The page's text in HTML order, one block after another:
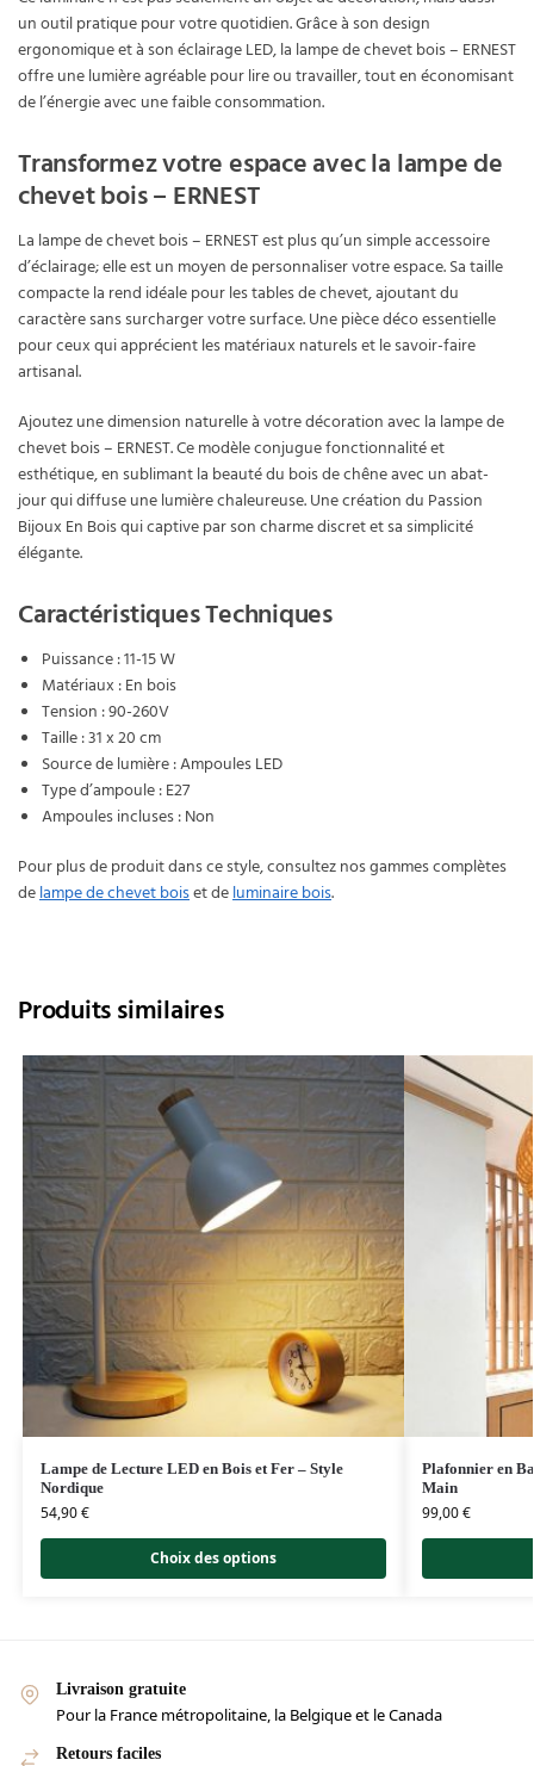
un outil pratique pour votre quotidien. Grâce à son design
ergonomique et à son éclairage LED, la lampe de chevet bois – ERNEST
offre une lumière agréable pour lire ou travailler, tout en économisant
de l’énergie avec une faible consommation.
Transformez votre espace avec la lampe de
chevet bois – ERNEST
La lampe de chevet bois – ERNEST est plus qu’un simple accessoire
d’éclairage; elle est un moyen de personnaliser votre espace. Sa taille
compacte la rend idéale pour les tables de chevet, ajoutant du
caractère sans surcharger votre surface. Une pièce déco essentielle
pour ceux qui apprécient les matériaux naturels et le savoir-faire
artisanal.
Ajoutez une dimension naturelle à votre décoration avec la lampe de
chevet bois – ERNEST. Ce modèle conjugue fonctionnalité et
esthétique, en sublimant la beauté du bois de chêne avec un abat-
jour qui diffuse une lumière chaleureuse. Une création du Passion
Bijoux En Bois qui captive par son charme discret et sa simplicité
élégante.
Caractéristiques Techniques
Puissance : 11-15 W
Matériaux : En bois
Tension : 90-260V
Taille : 31 x 20 cm
Source de lumière : Ampoules LED
Type d’ampoule : E27
Ampoules incluses : Non
Pour plus de produit dans ce style, consultez nos gammes complètes
delampe de chevet boiset deluminaire bois.
Produits similaires
Lampe de Lecture LED en Bois et Fer – Style
Nordique
54,90€
Choix des options
Plafonnier en
Main
99,00€
Livraison gratuite
Pour la France métropolitaine, la Belgique et le Canada
Retours faciles